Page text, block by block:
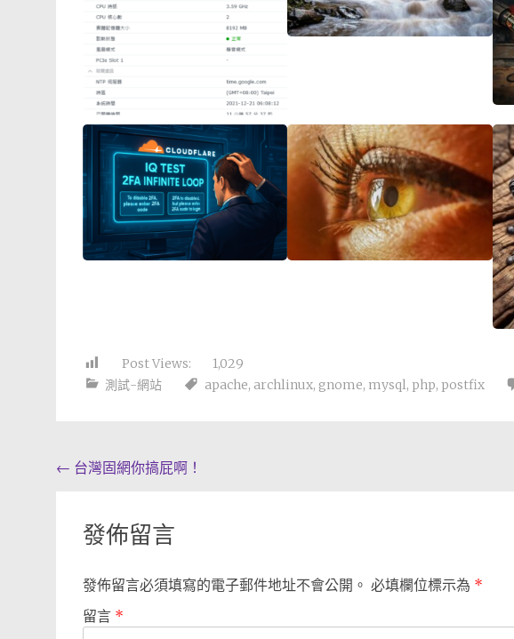
Post Views:
1,029
測試-網站
apache, archlinux, gnome, mysql, php, postfix
Post
← 台灣固網你搞屁啊！
發佈留言
發佈留言必須填寫的電子郵件地址不會公開。 必填欄位標示為 *
留言 *